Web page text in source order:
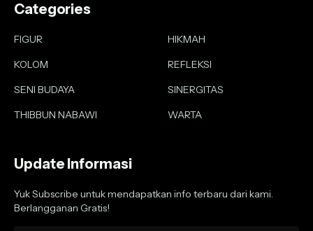
Categories
FIGUR
HIKMAH
KOLOM
REFLEKSI
SENI BUDAYA
SINERGITAS
THIBBUN NABAWI
WARTA
Update Informasi
Yuk Subscribe untuk mendapatkan info terbaru dari kami.
Berlangganan Gratis!